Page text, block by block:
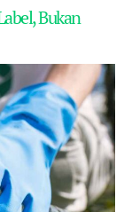
Bukan